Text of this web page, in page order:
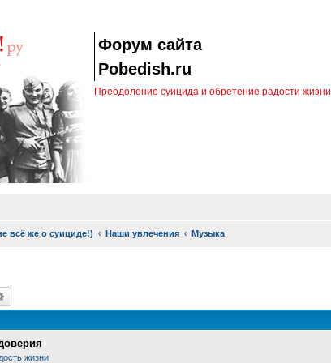
Форум сайта
Pobedish.ru
Преодоление суицида и обретение радости жизни
всё же о суициде!) Наши увлечения Музыка
жизни